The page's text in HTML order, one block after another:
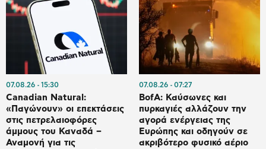
07.08.26 15:30
Canadian Natural:
«Παγώνουν» οι επεκτάσεις
στις πετρελαιοφόρες
άμμους του Καναδά –
Αναμονή για τις
07.08.26 07:27
BofA: Καύσωνες και
πυρκαγιές αλλάζουν την
αγορά ενέργειας της
Ευρώπης και οδηγούν σε
ακριβότερο φυσικό αέριο